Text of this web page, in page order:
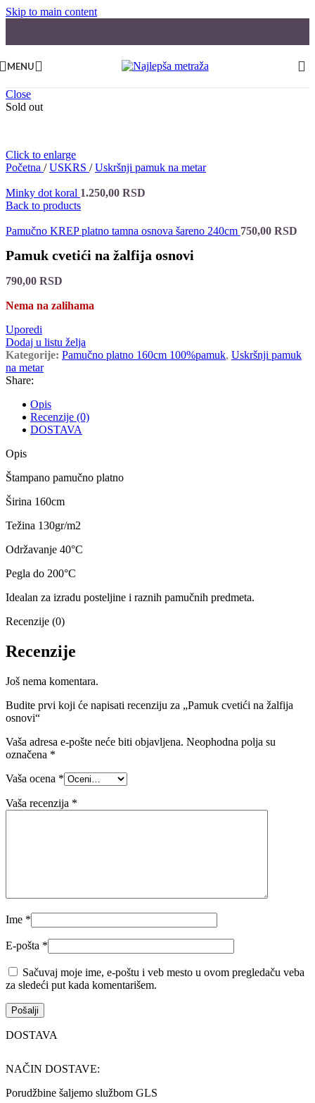
Skip to main content
MENU
Close
Sold out
Click to enlarge
Početna / USKRS / Uskršnji pamuk na metar
Minky dot koral 1.250,00 RSD
Back to products
Pamučno KREP platno tamna osnova šareno 240cm 750,00 RSD
Pamuk cvetići na žalfija osnovi
790,00 RSD
Nema na zalihama
Uporedi
Dodaj u listu želja
Kategorije: Pamučno platno 160cm 100%pamuk, Uskršnji pamuk
na metar
Share:
Opis
Recenzije (0)
DOSTAVA
Opis
Štampano pamučno platno
Širina 160cm
Težina 130gr/m2
Održavanje 40°C
Pegla do 200°C
Idealan za izradu posteljine i raznih pamučnih predmeta.
Recenzije (0)
Recenzije
Još nema komentara.
Budite prvi koji će napisati recenziju za „Pamuk cvetići na žalfija
osnovi“
Vaša adresa e-pošte neće biti objavljena. Neophodna polja su
označena *
Vaša ocena *
Vaša recenzija *
Ime *
E-pošta *
Sačuvaj moje ime, e-poštu i veb mesto u ovom pregledaču veba
za sledeći put kada komentarišem.
DOSTAVA
NAČIN DOSTAVE:
Porudžbine šaljemo službom GLS